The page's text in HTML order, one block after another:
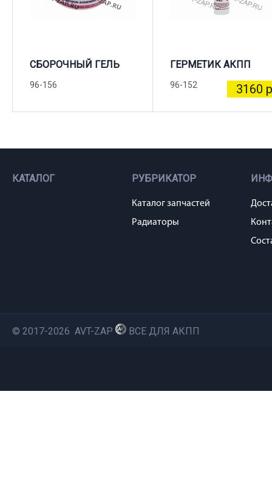
СБОРОЧНЫЙ ГЕЛЬ
96-156
ГЕРМЕТИК АКПП
96-152 3160
КАТАЛОГ РУБРИКАТОР
Каталог запчастей
Радиаторы
© 2017-2026 AVT-ZAP ВСЕ ДЛЯ АКПП